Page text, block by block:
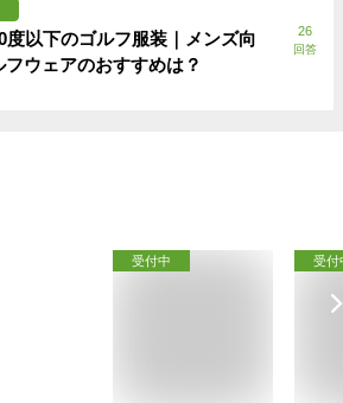
度以下のゴルフ服装｜メンズ向
フウェアのおすすめは？
26
回答
受付中 受付